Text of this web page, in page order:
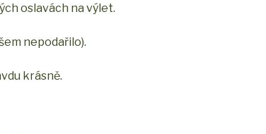
oslavách na výlet.
nepodařilo).
krásně.